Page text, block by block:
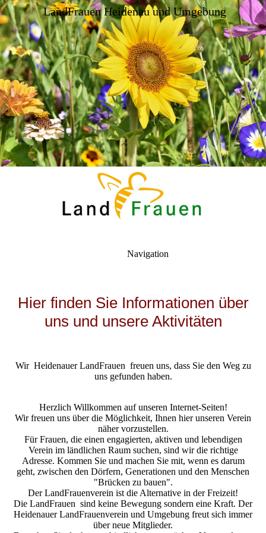
LandFrauen Heidenau und Umgebung
Navigation
Hier finden Sie Informationen über
uns und unsere Aktivitäten
Wir Heidenauer LandFrauen freuen uns, dass Sie den Weg zu
uns gefunden haben.
Herzlich Willkommen auf unseren Internet-Seiten!
Wir freuen uns über die Möglichkeit, Ihnen hier unseren Verein
näher vorzustellen.
Für Frauen, die einen engagierten, aktiven und lebendigen
Verein im ländlichen Raum suchen, sind wir die richtige
Adresse. Kommen Sie und machen Sie mit, wenn es darum
geht, zwischen den Dörfern, Generationen und den Menschen
"Brücken zu bauen".
Der LandFrauenverein ist die Alternative in der Freizeit!
Die LandFrauen sind keine Bewegung sondern eine Kraft. Der
Heidenauer LandFrauenverein und Umgebung freut sich immer
über neue Mitglieder.